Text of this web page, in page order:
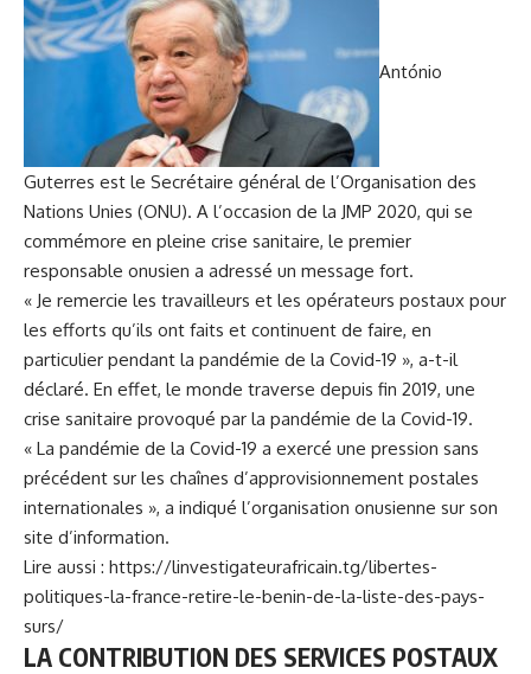
António
Guterres est le Secrétaire général de l’Organisation des
Nations Unies (ONU). A l’occasion de la JMP 2020, qui se
commémore en pleine crise sanitaire, le premier
responsable onusien a adressé un message fort.
« Je remercie les travailleurs et les opérateurs postaux pour
les efforts qu’ils ont faits et continuent de faire, en
particulier pendant la pandémie de la Covid-19 », a-t-il
déclaré. En effet, le monde traverse depuis fin 2019, une
crise sanitaire provoqué par la pandémie de la Covid-19.
« La pandémie de la Covid-19 a exercé une pression sans
précédent sur les chaînes d’approvisionnement postales
internationales », a indiqué l’organisation onusienne sur son
site d’information.
Lire aussi : https://linvestigateurafricain.tg/libertes-
politiques-la-france-retire-le-benin-de-la-liste-des-pays-
surs/
LA CONTRIBUTION DES SERVICES POSTAUX